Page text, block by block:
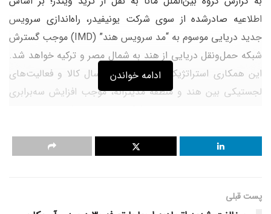
اطلاعیه صادرشده از سوی شرکت یونیفیدر، راه‌اندازی سرویس
جدید دریایی موسوم به “مد سرویس هند” (IMD) موجب گسترش
شبکه حمل‌ونقل دریایی از هند به شمال مصر و ترکیه خواهد شد.
این همکاری استراتژیک، ضمن تقویت ارسال کالا و فعالیت‌های
لجستیکی بین هند و منطقه مدیترانه، موجب افزایش سه‌برابری
سرویس‌دهی منظم انجام می‌دهد و محموله‌های خشک و
ادامه خواندن
پست قبلی